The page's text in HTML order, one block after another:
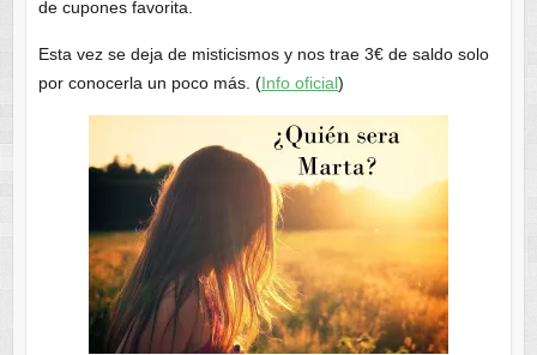
de cupones favorita.
Esta vez se deja de misticismos y nos trae 3€ de saldo solo
por conocerla un poco más. (Info oficial)